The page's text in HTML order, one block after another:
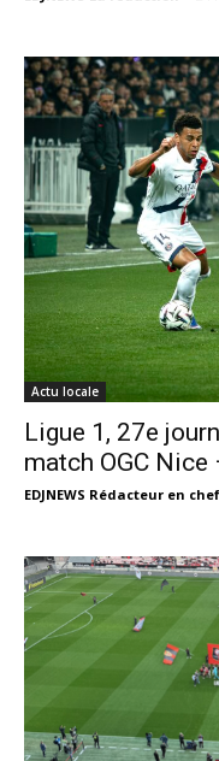
Actu locale
Ligue 1, 27e
match OGC
EDJNEWS Rédacteur en chef